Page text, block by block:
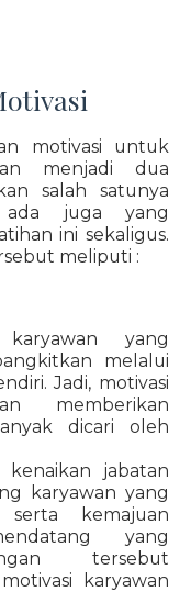
motivasi untuk
menjadi dua
salah satunya
ada juga yang
ini sekaligus.
meliputi :
yang
melalui
Jadi, motivasi
memberikan
dicari oleh
kenaikan jabatan
karyawan yang
kemajuan
yang
tersebut
karyawan